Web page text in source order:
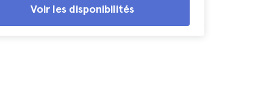
Voir les disponibilités